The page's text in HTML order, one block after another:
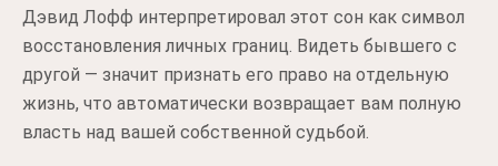
Дэвид Лофф интерпретировал этот сон как символ
восстановления личных границ. Видеть бывшего с
другой — значит признать его право на отдельную
жизнь, что автоматически возвращает вам полную
власть над вашей собственной судьбой.